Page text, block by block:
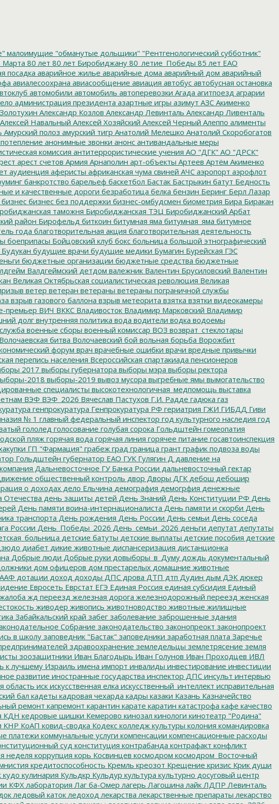
малоимущие "обманутые дольщики" "Рентгенологический субботник"
Марта 80 лет 80 лет Биробиджану 80_летие_Победы 85 лет ЕАО
посадка аварийное жилье аварийные дома аварийный дом аварийный
авиалесоохрана авиасообщение авиация автобус автобусная остановка
автомобили автомобиль автоперевозки Агада агитпоезд аграрии
администрация президента азартные игры азимут АЗС Акименко
Александр Козлов Александр Левинталь Александр Ливенталь
Алексей Навальный Алексей Хозяйский Алексей Черный Алеппо алименты
Амурский полоз амурский тигр Анатолий Мелешко Анатолий Скоробогатов
анонимные звонки анонс антивандальные меры
комиссия антитеррористические учения АО "ДГК" АО "ДРСК"
арест счетов Армия Арнаполин арт-объекты Артеев Артём Акименко
аудиенция аферисты африканская чума свиней АЧС аэропорт аэрофлот
банкротство барельеф баскетбол Бастак Бастрыкин батут Бедность
и качественные дороги безработица белка бензин Беринг Берл Лазар
бизнес бизнес без поддержки бизнес-омбудсмен биометрия Бира Биракан
таможня Биробиджанская ТЭЦ Биробиджанский Арбат
район Бирофельд биткоин битумная яма битумная_яма битумное
года благотворительная акция благотворительная деятельность
боеприпасы Бойцовский клуб бокс больница большой этнографический
Будукан будущие врачи будущие медики Бумагин Бурейская ГЭС
бюджетные организации бюджетные средства бюджетные
Валдгеймский детдом валежник Валентин Брусиловский Валентин
Великая Октябрьская социалистическая революция Великая
ветер ветеран ветераны ветераны пограничной службы
взрыв газового баллона взрыв метеорита взятка взятки видеокамеры
премьер ВИЧ ВККС Владивосток Владимир Марковский Владимир
долг внутренняя политика вода водители водка водоемы
военные сборы военный комиссар ВОЗ возврат_стеклотары
Волочаевская битва Волочаевский бой вольная борьба Ворожбит
форум врач врачебные ошибки врачи вредные привычки
перепись населения Всероссийская спартакиада пенсионеров
2017 выборы губернатора выборы мэра выборы ректора
2018 выборы-2019 вывоз мусора выгребные ямы вымогательство
специалисты высокотехнологичная_медпомощь выставка
ВЭФ ВЭФ_2026 Вячеслав Пастухов Г.И. Радде гадюка газ
генпрокуратура Генпрокуратура РФ гериатрия ГЖИ ГИБДД Гиви
№ 1 главный федеральный инспектор год культурного наследия год
гололед голосование голубая сорока Гольдштейн гомеопатия
пляж горячая вода горячая линия горячее питание госавтоинспекция
ГП "Фармация" грабеж град граница грант график подвоза воды
Гольдштейн губернатор ЕАО ГУК Гулягин Д давление на
Дальневосточное ГУ Банка России дальневосточный гектар
общественный контроль двор Дворы ДГК дебош дебошир
о доходах дело Ельчина демография демогрфия денежные
день защиты детей День Знаний День Конституции РФ День
День памяти воина-интернационалиста День памяти и скорби День
транспорта День рождения День России День семьи День соседа
России День_Победы_2026 День_семьи_2026 деньги депутат депутаты
детские батуты детские выплаты детские пособия детские
диабет дикие животные диспансеризация дистанционка
Добрые люди Добрые руки довыборы_в_Думу дождь документальный
дом офицеров дом престарелых домашние животные
дотации доход доходы ДПС дрова ДТП дтп Дудин дым ДЭК дюкер
Евросеть Еврстат ЕГЭ Единая Россия единая субсидия Единый
жалоба жд переезд железная дорога железнодорожный переезд женская
живодер живопись животноводство животные жилищные
Забайкальский край забег заболевание заброшенные здания
Собрание законодательство законопреокт законопроект
в школу заповедник "Бастак" заповедники заработная плата Заречье
здравоохранение земледельцы землетрясение земля
зоозащитники Иван Благодырь Иван Голунов Иван Проходцев ИВЛ
к лучшему Израиль имена импорт инвалиды инвестирование инвестиции
развитие иностранные государства инспектор ДПС инсульт интервью
область иск искусственная елка искусственный_интеллект исправительная
бал кадеты кадровая чехарда кадры казаки Казань Казначейство
ремонт капремонт карантин карате каратин катастрофа кафе качество
КДН кедровые шишки Кемерово кинозал кинологи кинотеатр "Родина"
КНР КоАП ковид-сводка Кодекс колледж культуры колония командировка
платежи коммунальные услуги компенсации компенсационные расходы
суд конституция контрабанда контрафакт конфликт
неделя коррупция корь Косвинцев космодром космодром_Восточный
кредитоспособность Кремль креозот Крещение кризис Крик души
кудо кулинария Кульдкр Кульдур культура культурно досуговый центр
КФХ лаборатория Лаг ба-Омер лагерь Лагошина лайк ЛДПР Левинталь
ледовый каток ледоход лекарства лекарственные препараты лекарство